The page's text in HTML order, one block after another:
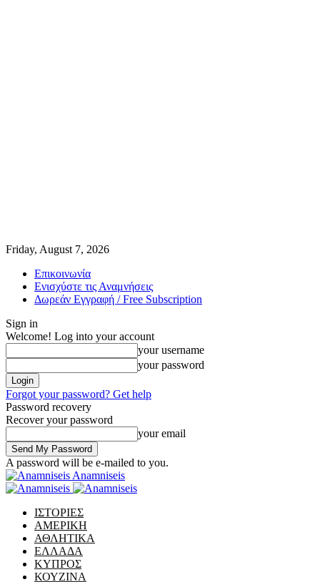
Friday, August 7, 2026
Επικοινωνία
Ενισχύστε τις Αναμνήσεις
Δωρεάν Εγγραφή / Free Subscription
Sign in
Welcome! Log into your account
your username
your password
Forgot your password? Get help
Password recovery
Recover your password
your email
A password will be e-mailed to you.
Anamniseis
ΙΣΤΟΡΙΕΣ
ΑΜΕΡΙΚΗ
ΑΘΛΗΤΙΚΑ
ΕΛΛΑΔΑ
ΚΥΠΡΟΣ
ΚΟΥΖΙΝΑ